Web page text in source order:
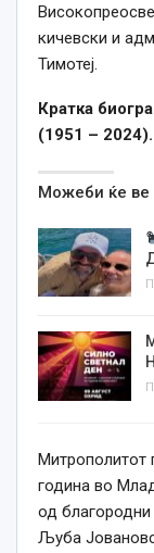
кичевски и
Тимотеј.
Кратка
(1951 – 2024).
Можеби ќе ве
Митрополитот
година во
од
Љуба